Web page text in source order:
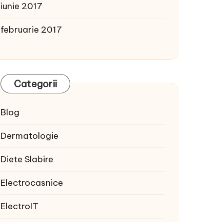
iunie 2017
februarie 2017
Categorii
Blog
Dermatologie
Diete Slabire
Electrocasnice
ElectroIT